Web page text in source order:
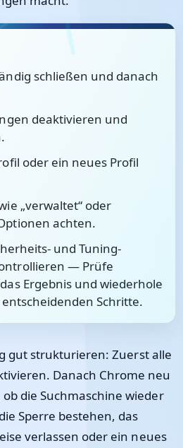
schließen und danach
deaktivieren und
oder ein neues Profil
„verwaltet“ oder
achten.
und Tuning-
— Prüfe
Ergebnis und wiederhole
Schritte.
gut strukturieren: Zuerst alle
Danach Chrome neu
die Suchmaschine wieder
Sperre bestehen, das
verlassen oder ein neues